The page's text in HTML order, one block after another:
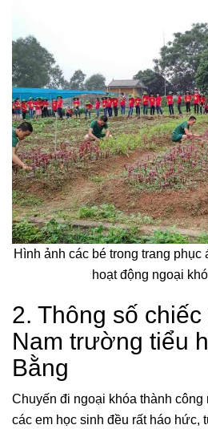
Hình ảnh các bé trong trang
hoạt động ngoại
2. Thông số
Nam trường tiểu
Bằng
Chuyến đi ngoại khóa thành
các em học sinh đều rất háo